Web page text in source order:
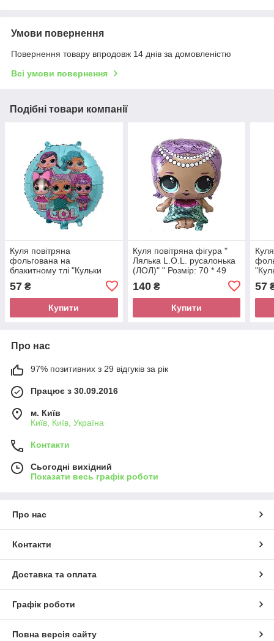
Умови повернення
Повернення товару впродовж 14 днів за домовленістю
Всі умови повернення
Подібні товари компанії
Куля повітряна
фольгована на
блакитному тлі "Кульки
L.O.L. (ЛЛЛ) " Розмір: 45
см.
57 ₴
Купити
Куля повітряна фігура "
Лялька L.O.L. русалонька
(ЛОЛ)" " Розмір: 70 * 49
140₴
Купити
57
Про нас
97% позитивних з 29 відгуків за рік
Працює з 30.09.2016
м. Київ
Київ, Київ, Україна
Контакти
Сьогодні вихідний
Показати весь графік роботи
Про нас
Контакти
Доставка та оплата
Графік роботи
Повна версія сайту